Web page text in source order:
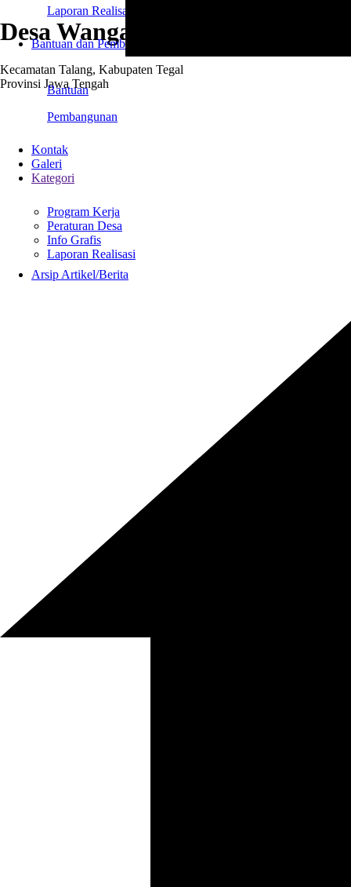
Laporan Realisasi
Bantuan dan Pembangunan
Bantuan
Pembangunan
Kontak
Galeri
Kategori
Program Kerja
Peraturan Desa
Info Grafis
Laporan Realisasi
Arsip Artikel/Berita
Desa Wangandawa
Kecamatan Talang, Kabupaten Tegal
Provinsi Jawa Tengah